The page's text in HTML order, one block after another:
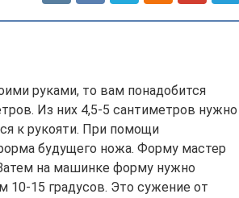
руками, то вам понадобится
Из них 4,5-5 сантиметров нужно
к рукояти. При помощи
будущего ножа. Форму мастер
на машинке форму нужно
10-15 градусов. Это сужение от